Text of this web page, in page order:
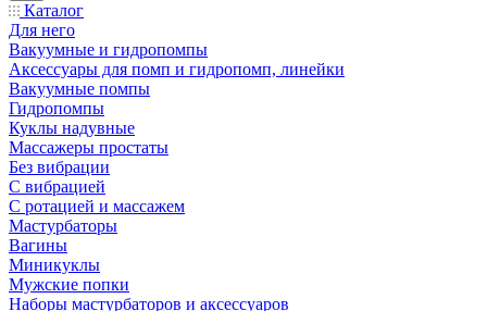
Каталог
Для него
Вакуумные и гидропомпы
Аксессуары для помп и гидропомп, линейки
Вакуумные помпы
Гидропомпы
Куклы надувные
Массажеры простаты
Без вибрации
С вибрацией
С ротацией и массажем
Мастурбаторы
Вагины
Миникуклы
Мужские попки
Наборы мастурбаторов и аксессуаров